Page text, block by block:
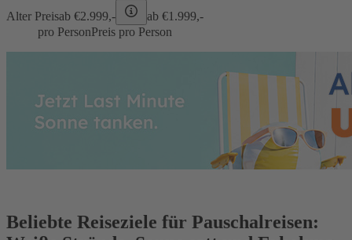
Alter Preisab €2.999,- ab €1.999,-
pro PersonPreis pro Person
Beliebte Reiseziele für Pauschalreisen: